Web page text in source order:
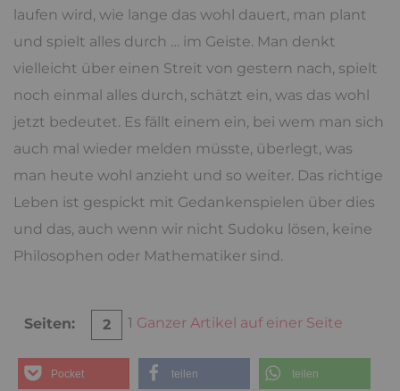
laufen wird, wie lange das wohl dauert, man plant
und spielt alles durch … im Geiste. Man denkt
vielleicht über einen Streit von gestern nach, spielt
noch einmal alles durch, schätzt ein, was das wohl
jetzt bedeutet. Es fällt einem ein, bei wem man sich
auch mal wieder melden müsste, überlegt, was
man heute wohl anzieht und so weiter. Das richtige
Leben ist gespickt mit Gedankenspielen über dies
und das, auch wenn wir nicht Sudoku lösen, keine
Philosophen oder Mathematiker sind.
Seiten: 1
2 Ganzer Artikel auf einer Seite
Pocket teilen teilen